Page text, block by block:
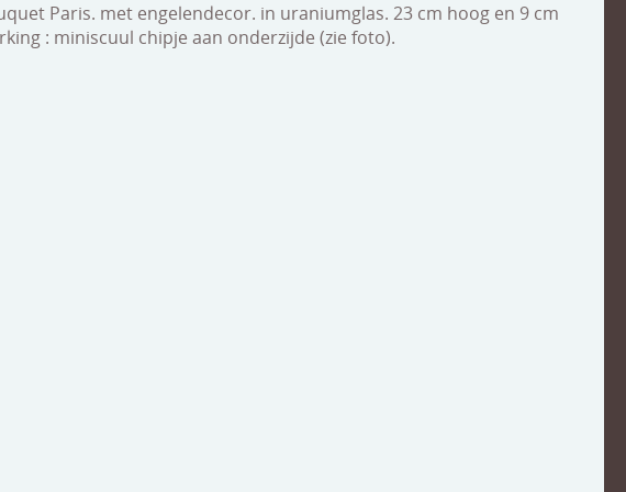
Paris. met engelendecor. in uraniumglas. 23 cm hoog en 9 cm
: miniscuul chipje aan onderzijde (zie foto).